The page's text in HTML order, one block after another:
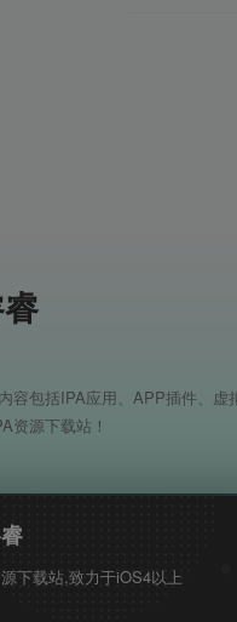
容包括IPA应用、APP插件、虚
资源下载站！
下载站,致力于iOS4以上